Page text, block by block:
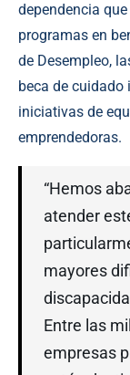
dependencia
programas en
de Desempleo,
beca de
iniciativas de
emprendedoras.
“Hemos
atender
mayores
Entre las
empresas